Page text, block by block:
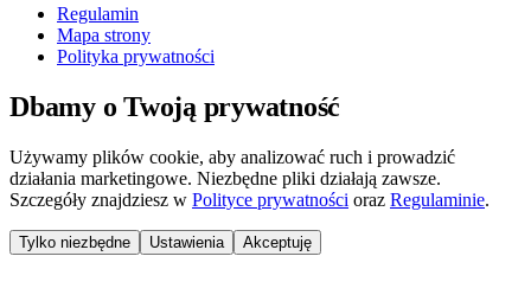
Regulamin
Mapa strony
Polityka prywatności
Dbamy o Twoją prywatność
Używamy plików cookie, aby analizować ruch i prowadzić
działania marketingowe. Niezbędne pliki działają zawsze.
Szczegóły znajdziesz w Polityce prywatności oraz Regulaminie.
Tylko niezbędne Ustawienia Akceptuję